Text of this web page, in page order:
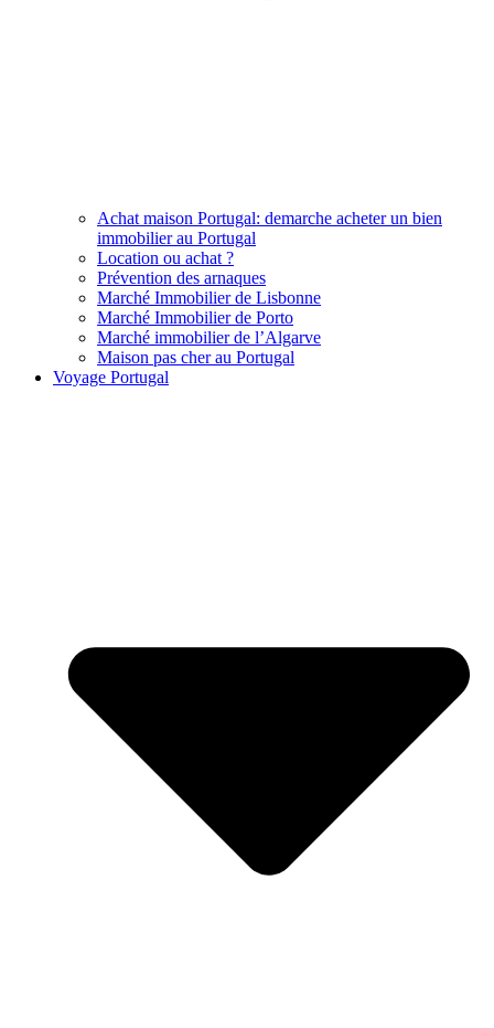
Achat maison Portugal: demarche acheter un bien
immobilier au Portugal
Location ou achat ?
Prévention des arnaques
Marché Immobilier de Lisbonne
Marché Immobilier de Porto
Marché immobilier de l’Algarve
Maison pas cher au Portugal
Voyage Portugal